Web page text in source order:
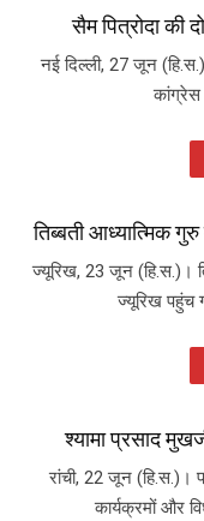
सैम पित्रोदा की
नई दिल्ली, 27 जून
कांग्रेस
तिब्बती आध्यात्मिक
ज्यूरिख, 23 जून (हि.स.)।
ज्यूरिख पहुंच
श्यामा प्रसाद
रांची, 22 जून (हि.स.)।
कार्यक्रमों और